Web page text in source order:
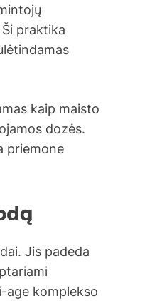
praktika
kaip maisto
dozės.
priemone
Jis padeda
age komplekso